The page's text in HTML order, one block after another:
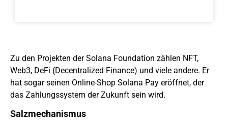
Zu den Projekten der Solana Foundation zählen NFT,
Web3, DeFi (Decentralized Finance) und viele andere. Er
hat sogar seinen Online-Shop Solana Pay eröffnet, der
das Zahlungssystem der Zukunft sein wird.
Salzmechanismus